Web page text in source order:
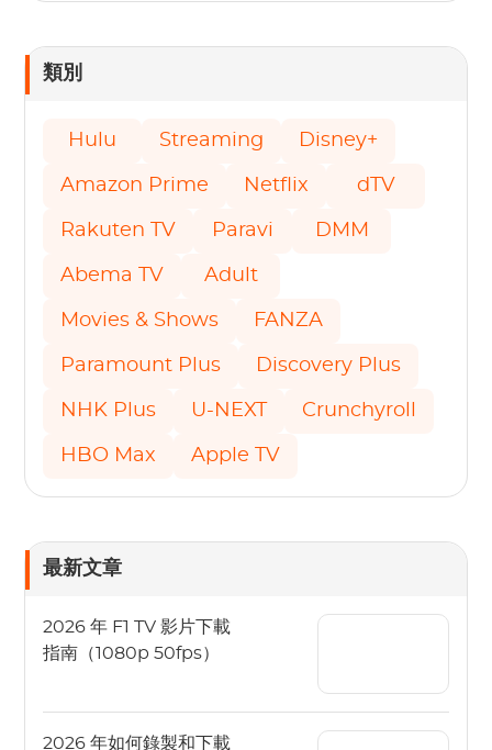
類別
Hulu Streaming Disney+
Amazon Prime Netflix dTV
Rakuten TV Paravi DMM
Abema TV Adult
Movies & Shows FANZA
Paramount Plus Discovery Plus
NHK Plus U-NEXT Crunchyroll
HBO Max Apple TV
最新文章
2026 年 F1 TV 影片下載
指南（1080p 50fps）
2026 年如何錄製和下載